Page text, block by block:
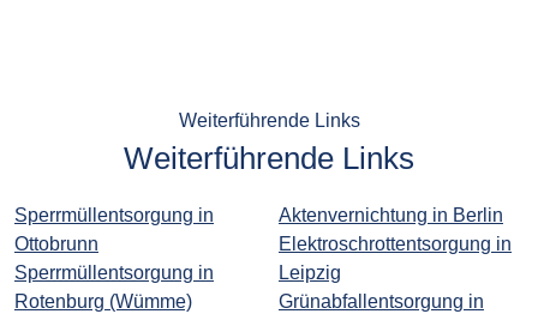
Weiterführende Links
Weiterführende Links
Sperrmüllentsorgung in
Ottobrunn
Sperrmüllentsorgung in
Rotenburg (Wümme)
Aktenvernichtung in Berlin
Elektroschrottentsorgung in
Leipzig
Grünabfallentsorgung in